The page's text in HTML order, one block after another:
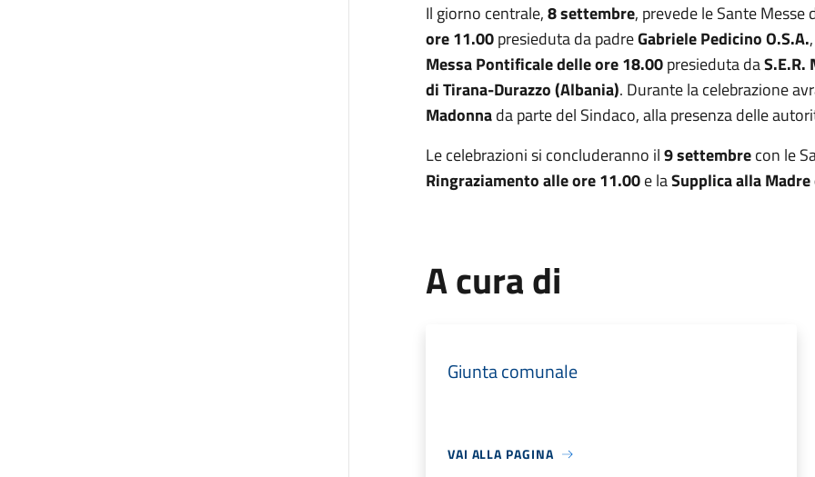
Il giorno centrale,8 settembre, prevede le Sante
ore 11.00presieduta da padreGabriele Pedicino O.S.A.
Messa Pontificale delle ore 18.00presieduta da
di Tirana-Durazzo (Albania). Durante la celebrazione
Madonnada parte del Sindaco, alla presenza delle
Le celebrazioni si concluderanno il9 settembrecon le
Ringraziamento alle ore 11.00e laSupplica alla
A cura di
Giunta comunale
VAI ALLA PAGINA